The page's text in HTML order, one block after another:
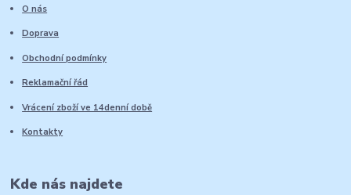
O nás
Doprava
Obchodní podmínky
Reklamační řád
Vrácení zboží ve 14denní době
Kontakty
Kde nás najdete